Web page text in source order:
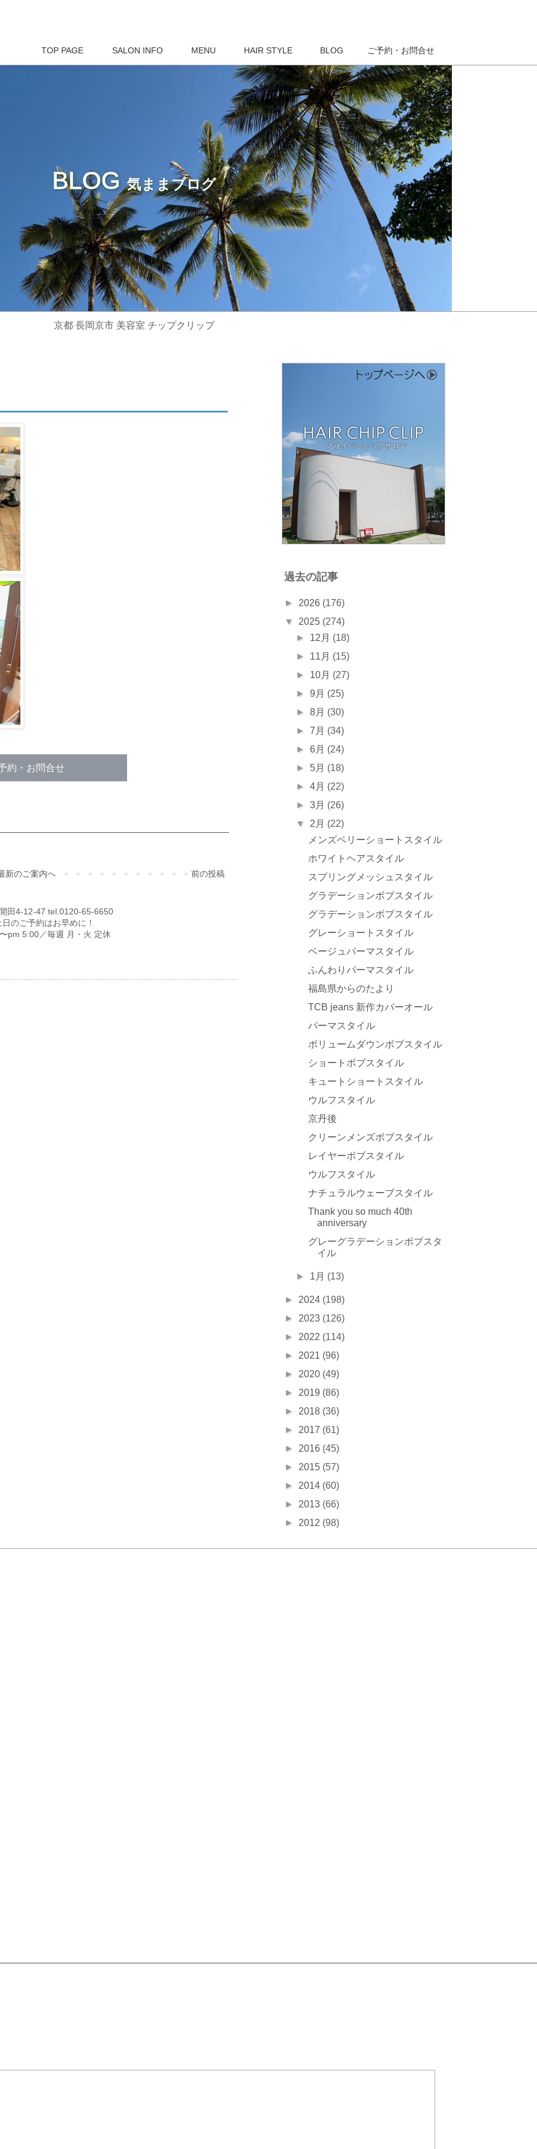
TOP PAGE SALON INFO MENU HAIR STYLE BLOG ご予約・お問合せ
BLOG気ままブログ
京都 長岡京市 美容室 チップクリップ
約・お問合せ
前の投稿
新のご案内へ
田4-12-47 tel.0120-65-6650
のご予約はお早めに！
pm 5:00／毎週 月・火 定休
過去の記事
► 2026 (176)
▼ 2025 (274)
► 12月 (18)
► 11月 (15)
► 10月 (27)
►9月 (25)
►8月 (30)
►7月 (34)
►6月 (24)
► 5月 (18)
►4月 (22)
►3月 (26)
▼ 2月 (22)
メンズベリーショートスタイル
ホワイトヘアスタイル
スプリングメッシュスタイル
グラデーションボブスタイル
グラデーションボブスタイル
グレーショートスタイル
ベージュパーマスタイル
ふんわりパーマスタイル
福島県からのたより
TCB jeans 新作カバーオール
パーマスタイル
ボリュームダウンボブスタイル
ショートボブスタイル
キュートショートスタイル
ウルフスタイル
京丹後
クリーンメンズボブスタイル
レイヤーボブスタイル
ウルフスタイル
ナチュラルウェーブスタイル
Thank you so much 40th
anniversary
グレーグラデーションボブスタ
イル
► 1月 (13)
► 2024 (198)
► 2023 (126)
► 2022 (114)
► 2021 (96)
► 2020 (49)
► 2019 (86)
► 2018 (36)
► 2017 (61)
► 2016 (45)
► 2015 (57)
► 2014 (60)
► 2013 (66)
► 2012 (98)